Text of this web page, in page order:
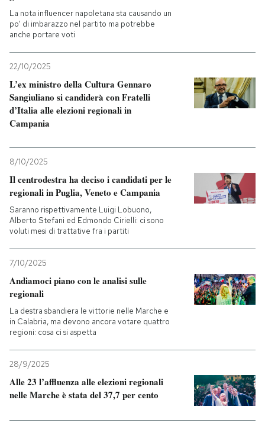
SHOP
CALENDARIO
AREA PERSONALE
La nota influencer napoletana sta causando un
po' di imbarazzo nel partito ma potrebbe
anche portare voti
22/10/2025
L’ex ministro della Cultura Gennaro
Sangiuliano si candiderà con Fratelli
d’Italia alle elezioni regionali in
Campania
8/10/2025
Il centrodestra ha deciso i candidati per le
regionali in Puglia, Veneto e Campania
Saranno rispettivamente Luigi Lobuono,
Alberto Stefani ed Edmondo Cirielli: ci sono
voluti mesi di trattative fra i partiti
7/10/2025
Andiamoci piano con le analisi sulle
regionali
La destra sbandiera le vittorie nelle Marche e
in Calabria, ma devono ancora votare quattro
regioni: cosa ci si aspetta
28/9/2025
Alle 23 l’affluenza alle elezioni regionali
nelle Marche è stata del 37,7 per cento